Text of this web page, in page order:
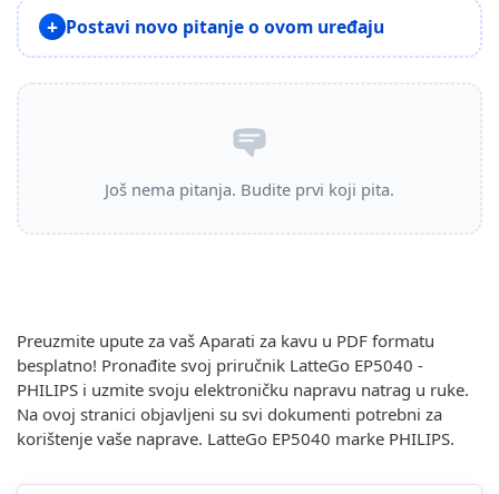
Postavi novo pitanje o ovom uređaju
Još nema pitanja. Budite prvi koji pita.
Preuzmite upute za vaš Aparati za kavu u PDF formatu
besplatno! Pronađite svoj priručnik LatteGo EP5040 -
PHILIPS i uzmite svoju elektroničku napravu natrag u ruke.
Na ovoj stranici objavljeni su svi dokumenti potrebni za
korištenje vaše naprave. LatteGo EP5040 marke PHILIPS.